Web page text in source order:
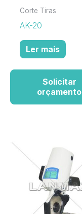
Corte Tiras
AK-20
Ler mais
Solicitar
orçamento